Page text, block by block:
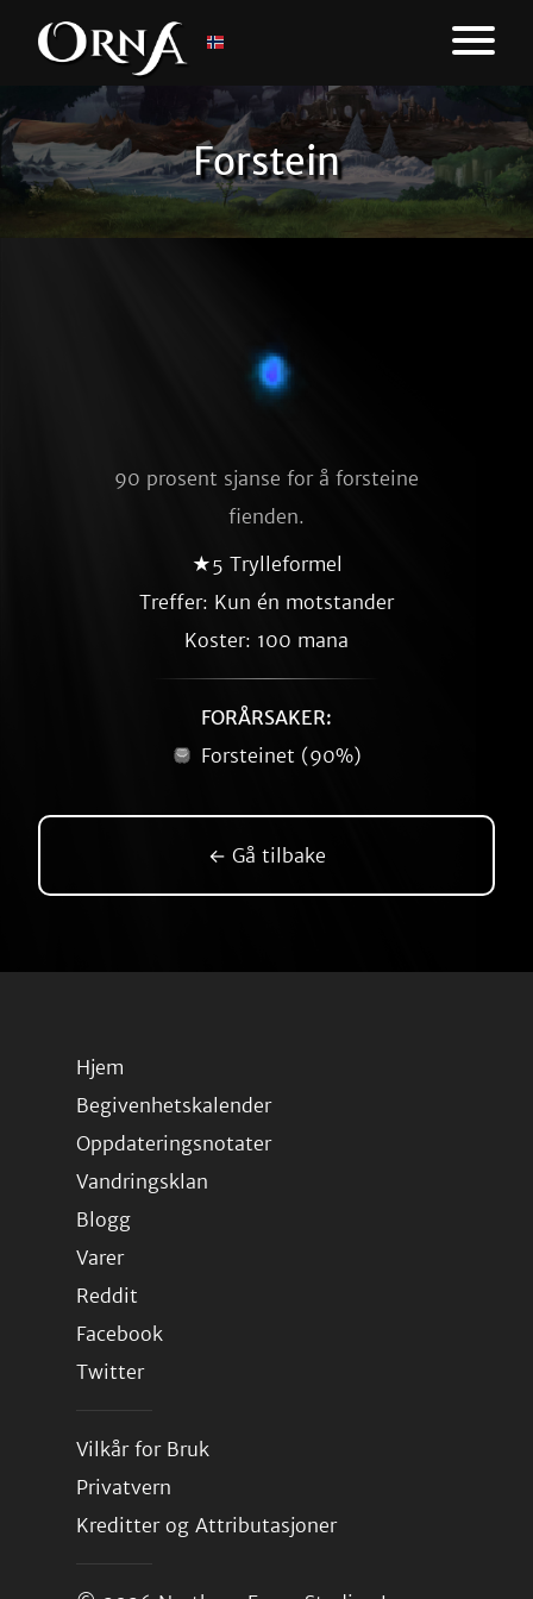
Forstein
90 prosent sjanse for å forsteine
fienden.
★5 Trylleformel
Treffer: Kun én motstander
Koster: 100 mana
FORÅRSAKER:
Forsteinet (90%)
← Gå tilbake
Hjem
Begivenhetskalender
Oppdateringsnotater
Vandringsklan
Blogg
Varer
Reddit
Facebook
Twitter
Vilkår for Bruk
Privatvern
Kreditter og Attributasjoner